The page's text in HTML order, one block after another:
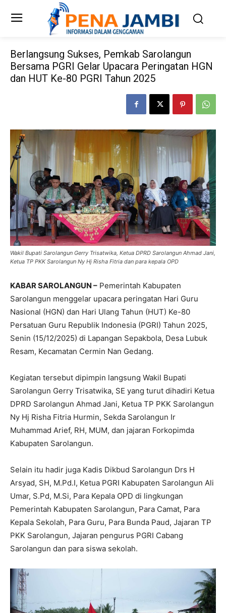
Berlangsung Sukses, Pemkab Sarolangun
Bersama PGRI Gelar Upacara Peringatan HGN
dan HUT Ke-80 PGRI Tahun 2025
Wakil Bupati Sarolangun Gerry Trisatwika, Ketua DPRD Sarolangun Ahmad Jani,
Ketua TP PKK Sarolangun Ny Hj Risha Fitria dan para kepala OPD
KABAR SAROLANGUN – Pemerintah Kabupaten
Sarolangun menggelar upacara peringatan Hari Guru
Nasional (HGN) dan Hari Ulang Tahun (HUT) Ke-80
Persatuan Guru Republik Indonesia (PGRI) Tahun 2025,
Senin (15/12/2025) di Lapangan Sepakbola, Desa Lubuk
Resam, Kecamatan Cermin Nan Gedang.
Kegiatan tersebut dipimpin langsung Wakil Bupati
Sarolangun Gerry Trisatwika, SE yang turut dihadiri Ketua
DPRD Sarolangun Ahmad Jani, Ketua TP PKK Sarolangun
Ny Hj Risha Fitria Hurmin, Sekda Sarolangun Ir
Muhammad Arief, RH, MUM, dan jajaran Forkopimda
Kabupaten Sarolangun.
Selain itu hadir juga Kadis Dikbud Sarolangun Drs H
Arsyad, SH, M.Pd.I, Ketua PGRI Kabupaten Sarolangun Ali
Umar, S.Pd, M.Si, Para Kepala OPD di lingkungan
Pemerintah Kabupaten Sarolangun, Para Camat, Para
Kepala Sekolah, Para Guru, Para Bunda Paud, Jajaran TP
PKK Sarolangun, Jajaran pengurus PGRI Cabang
Sarolangun dan para siswa sekolah.